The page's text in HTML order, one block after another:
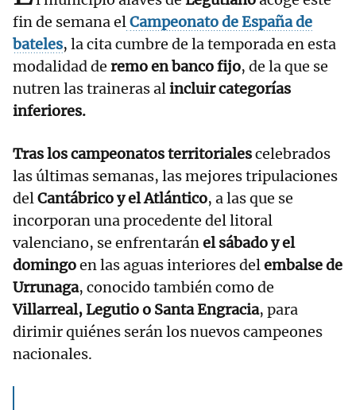
fin de semana elCampeonato de España de
bateles, la cita cumbre de la temporada en esta
modalidad de remo en banco fijo, de la que se
nutren las traineras alincluir categorías
inferiores.
Tras los campeonatos territorialescelebrados
las últimas semanas, las mejores tripulaciones
delCantábrico y el Atlántico, a las que se
incorporan una procedente del litoral
valenciano, se enfrentaránel sábado y el
domingoen las aguas interiores delembalse de
Urrunaga, conocido también como de
Villarreal, Legutio o Santa Engracia, para
dirimir quiénes serán los nuevos campeones
nacionales.